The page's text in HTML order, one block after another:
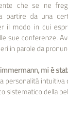
che se ne
partire da una
il modo in cui
sue conferenze.
in parole da
mi è
personalità
sistematico della